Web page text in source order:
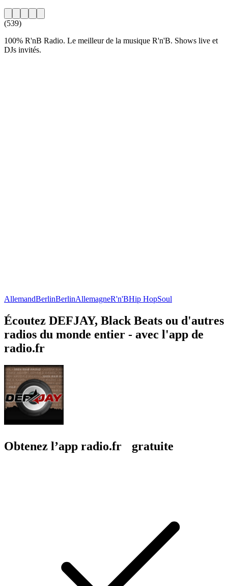
(539)
100% R'nB Radio. Le meilleur de la musique R'n'B. Shows live et
DJs invités.
AllemandBerlinBerlinAllemagneR'n'BHip HopSoul
Écoutez DEFJAY, Black Beats ou d'autres
radios du monde entier - avec l'app de
radio.fr
Obtenez l’app radio.fr gratuite